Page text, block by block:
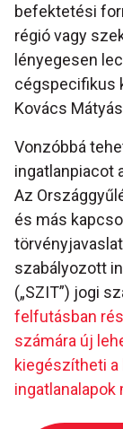
befektetési
régió vagy
lényegesen
cégspecifikus
Kovács
Vonzóbbá
ingatlanpiacot
Az
és más
szabályozott
(„SZIT”) jogi
felfutásban
számára új
kiegészítheti
ingatlanalapok